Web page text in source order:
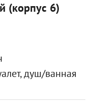
(корпус 6)
душ/ванная